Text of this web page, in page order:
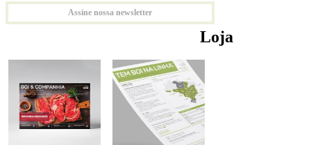
Assine nossa newsletter
Loja